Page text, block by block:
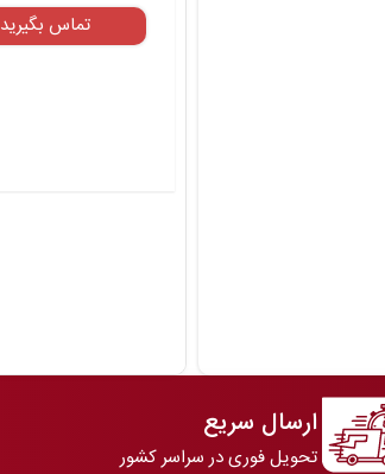
تماس بگیرید
ارسال سریع
تحویل فوری در سراسر کشور